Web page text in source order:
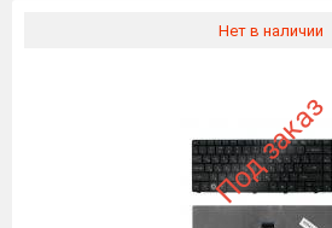
Нет в наличии
Под заказ